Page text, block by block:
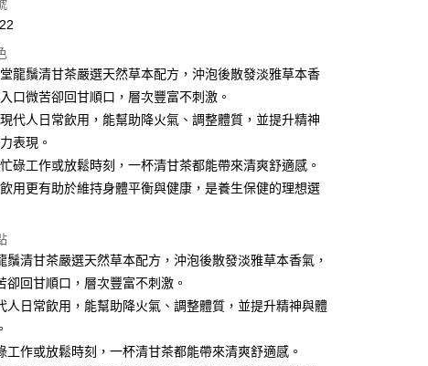
式
付款
，滿NT$390(含以上)免運費
後全家取貨
，滿NT$390(含以上)免運費
龍鬚清甘茶嚴選天然草本配方，沖泡後散發淡雅草本香
口微苦卻回甘順口，層次豐富不刺激。
代人日常飲用，能幫助降火氣、調整體質，並提升精神
表現。
碌工作或放鬆時刻，一杯清甘茶都能帶來清爽舒適感。
用更有助於維持身體平衡與健康，是養生保健的理想選
鬚清甘茶嚴選天然草本配方，沖泡後散發淡雅草本香氣，
卻回甘順口，層次豐富不刺激。
人日常飲用，能幫助降火氣、調整體質，並提升精神與體
工作或放鬆時刻，一杯清甘茶都能帶來清爽舒適感。